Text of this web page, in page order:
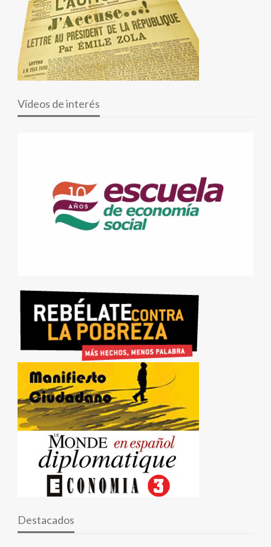
Vídeos de interés
Destacados